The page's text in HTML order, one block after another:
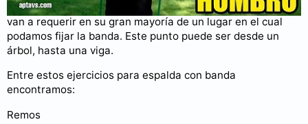
Los ejercicios con banda elástica para espalda o dorsal
van a requerir en su gran mayoría de un lugar en el cual
podamos fijar la banda. Este punto puede ser desde un
árbol, hasta una viga.
Entre estos ejercicios para espalda con banda
encontramos:
Remos